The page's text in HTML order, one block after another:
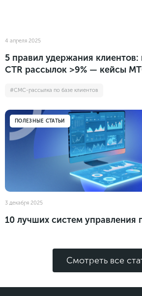
4 апреля 2025
5 правил удержания клиентов:
CTR рассылок >9% — кейсы
#СМС-рассылка по базе клиентов
ПОЛЕЗНЫЕ СТАТЬИ
3 декабря 2025
10 лучших систем управления
Смотреть все